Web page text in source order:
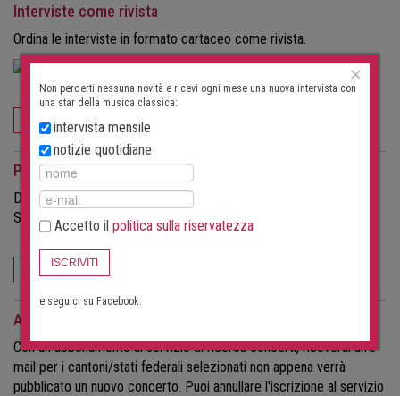
Interviste come rivista
Ordina le interviste in formato cartaceo come rivista.
ORDINA ORA
Per gli organizzatori di eventi
Desideri attirare più visitatori ai tuoi concerti?
Scopri di più sulle possibilità offerte da questo portale.
PER GLI ORGANIZZATORI DI EVENTI
Abbonamento alla ricerca di concerti
Con un abbonamento al servizio di ricerca concerti, riceverai un'e-
mail per i cantoni/stati federali selezionati non appena verrà
pubblicato un nuovo concerto. Puoi annullare l'iscrizione al servizio
×
Non perderti nessuna novità e ricevi ogni mese una nuova intervista con
una star della musica classica:
intervista mensile
notizie quotidiane
Accetto il politica sulla riservatezza
ISCRIVITI
e seguici su Facebook: